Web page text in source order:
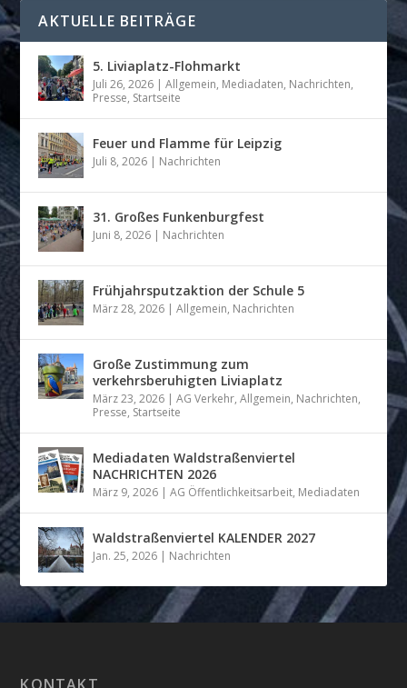
AKTUELLE BEITRÄGE
5. Liviaplatz-Flohmarkt
Juli 26, 2026 |Allgemein, Mediadaten, Nachrichten,
Presse, Startseite
Feuer und Flamme für Leipzig
Juli 8, 2026 | Nachrichten
31. Großes Funkenburgfest
Juni 8, 2026 | Nachrichten
Frühjahrsputzaktion der Schule 5
März 28, 2026 |Allgemein, Nachrichten
Große Zustimmung zum
verkehrsberuhigten Liviaplatz
März 23, 2026 |AG Verkehr,Allgemein, Nachrichten,
Presse, Startseite
Mediadaten Waldstraßenviertel
NACHRICHTEN 2026
März 9, 2026 |AG Öffentlichkeitsarbeit, Mediadaten
Waldstraßenviertel KALENDER 2027
Jan. 25, 2026 | Nachrichten